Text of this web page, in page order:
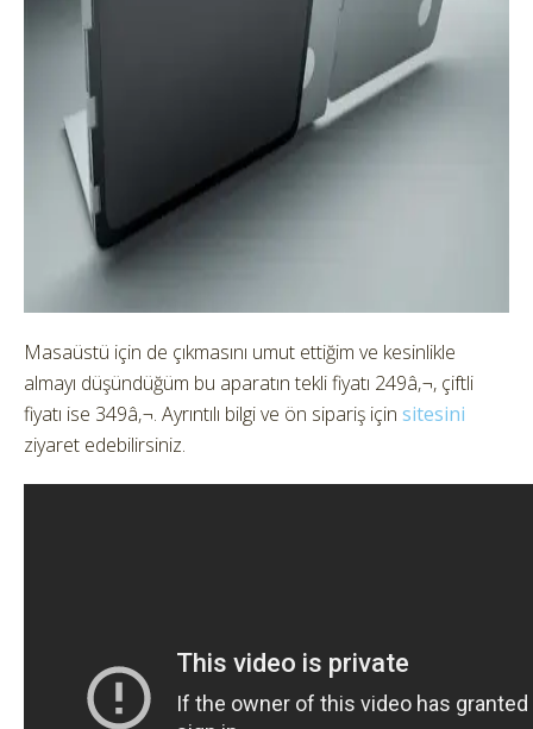
Masaüstü için de çıkmasını umut ettiğim ve kesinlikle
almayı düşündüğüm bu aparatın tekli fiyatı 249â‚¬, çiftli
fiyatı ise 349â‚¬. Ayrıntılı bilgi ve ön sipariş için sitesini
ziyaret edebilirsiniz.